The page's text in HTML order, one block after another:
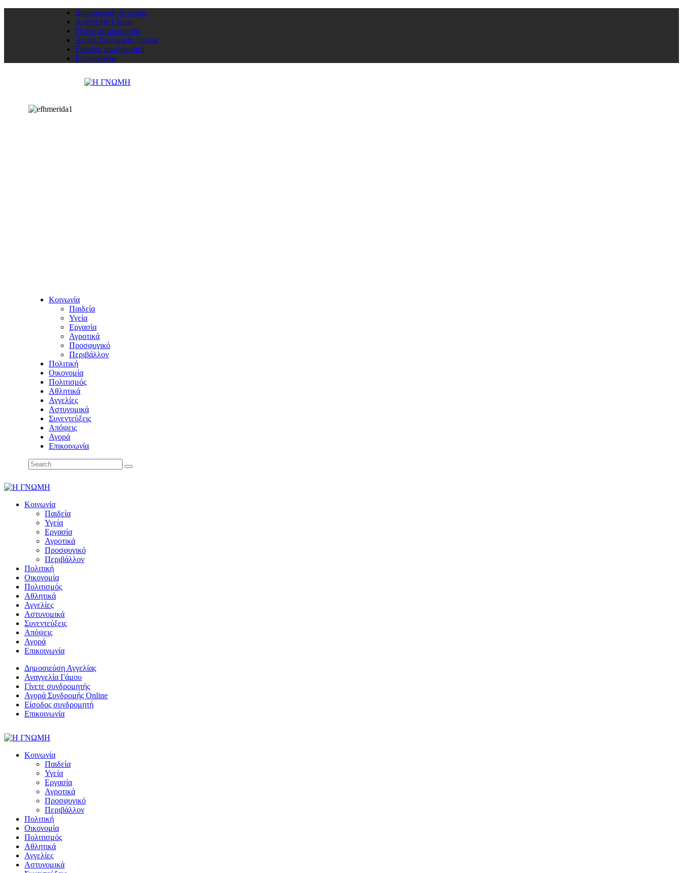
Δημοσιεύση Αγγελίας
Αναγγελία Γάμου
Γίνετε συνδρομητής
Αγορά Συνδρομής Online
Είσοδος συνδρομητή
Επικοινωνία
Κοινωνία
Παιδεία
Υγεία
Εργασία
Αγροτικά
Προσφυγικό
Περιβάλλον
Πολιτική
Οικονομία
Πολιτισμός
Αθλητικά
Αγγελίες
Αστυνομικά
Συνεντεύξεις
Απόψεις
Αγορά
Επικοινωνία
Κοινωνία
Παιδεία
Υγεία
Εργασία
Αγροτικά
Προσφυγικό
Περιβάλλον
Πολιτική
Οικονομία
Πολιτισμός
Αθλητικά
Αγγελίες
Αστυνομικά
Συνεντεύξεις
Απόψεις
Αγορά
Επικοινωνία
Δημοσιεύση Αγγελίας
Αναγγελία Γάμου
Γίνετε συνδρομητής
Αγορά Συνδρομής Online
Είσοδος συνδρομητή
Επικοινωνία
Κοινωνία
Παιδεία
Υγεία
Εργασία
Αγροτικά
Προσφυγικό
Περιβάλλον
Πολιτική
Οικονομία
Πολιτισμός
Αθλητικά
Αγγελίες
Αστυνομικά